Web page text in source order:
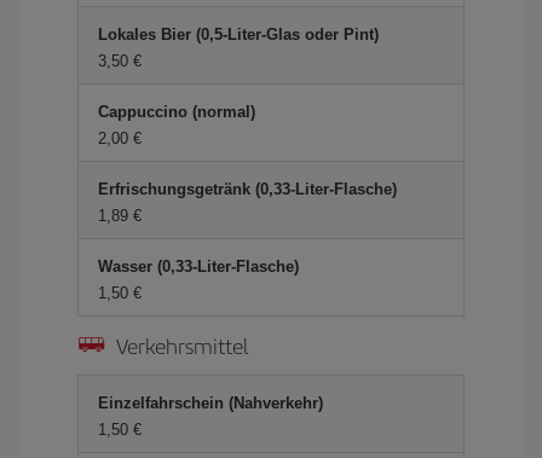
Lokales Bier (0,5-Liter-Glas oder Pint)
3,50 €
Cappuccino (normal)
2,00 €
Erfrischungsgetränk (0,33-Liter-Flasche)
1,89 €
Wasser (0,33-Liter-Flasche)
1,50 €
Verkehrsmittel
Einzelfahrschein (Nahverkehr)
1,50 €